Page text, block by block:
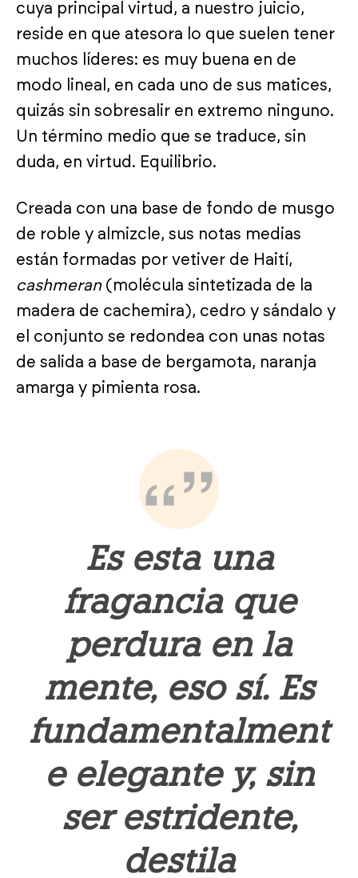
cuya principal virtud, a nuestro juicio,
reside en que atesora lo que suelen tener
muchos líderes: es muy buena en de
modo lineal, en cada uno de sus matices,
quizás sin sobresalir en extremo ninguno.
Un término medio que se traduce, sin
duda, en virtud. Equilibrio.
Creada con una base de fondo de musgo
de roble y almizcle, sus notas medias
están formadas por vetiver de Haití,
cashmeran(molécula sintetizada de la
madera de cachemira), cedro y sándalo y
el conjunto se redondea con unas notas
de salida a base de bergamota, naranja
amarga y pimienta rosa.
Es esta una
fragancia que
perdura en la
mente, eso sí. Es
fundamentalment
e elegante y, sin
ser estridente,
destila